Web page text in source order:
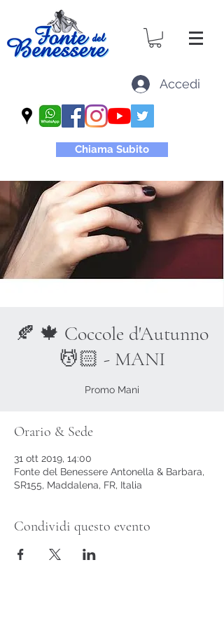
Accedi
Chiama Subito
🍂 🍁 Coccole d'Autunno
💆🏻 - MANI
Promo Mani
Orario & Sede
31 ott 2019, 14:00
Fonte del Benessere Antonella & Barbara,
SR155, Maddalena, FR, Italia
Condividi questo evento